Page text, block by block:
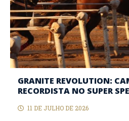
GRANITE REVOLUTION:
RECORDISTA NO SUPER
11 DE JULHO DE 2026